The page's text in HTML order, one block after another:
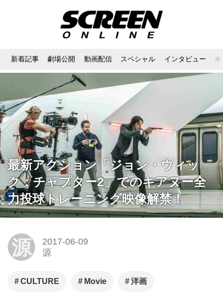
新着記事 劇場公開 動画配信 スペシャル インタビュー
最新アクション「ジョン・ウィッ
ク：チャプター2」でのキアヌー全
力投球トレーニング映像解禁！
源
2017-06-09
源
CULTURE Movie 洋画